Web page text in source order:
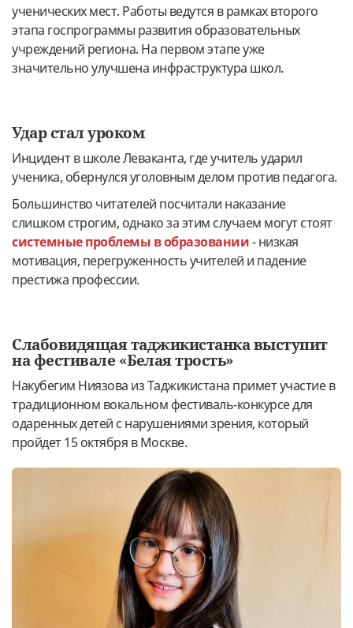
ученических мест. Работы ведутся в рамках второго
этапа госпрограммы развития образовательных
учреждений региона. На первом этапе уже
значительно улучшена инфраструктура школ.
Удар стал уроком
Инцидент в школе Леваканта, где учитель ударил
ученика, обернулся уголовным делом против педагога.
Большинство читателей посчитали наказание
слишком строгим, однако за этим случаем могут стоят
системные проблемы в образовании- низкая
мотивация, перегруженность учителей и падение
престижа профессии.
Слабовидящая таджикистанка выступит
на фестивале «Белая трость»
Накубегим Ниязова из Таджикистана примет участие в
традиционном вокальном фестиваль-конкурсе для
одаренных детей с нарушениями зрения, который
пройдет 15 октября в Москве.